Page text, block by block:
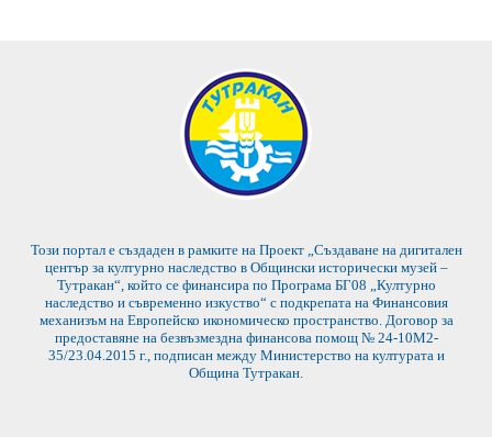
Този портал е създаден в рамките на Проект „Създаване на дигитален
център за културно наследство в Общински исторически музей –
Тутракан“, който се финансира по Програма БГ08 „Културно
наследство и съвременно изкуство“ с подкрепата на Финансовия
механизъм на Европейско икономическо пространство. Договор за
предоставяне на безвъзмездна финансова помощ № 24-10М2-
35/23.04.2015 г., подписан между Министерство на културата и
Община Тутракан.